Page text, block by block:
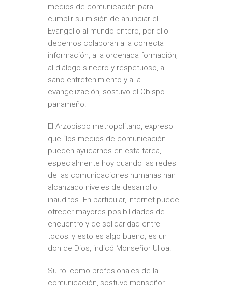
medios de comunicación para
cumplir su misión de anunciar el
Evangelio al mundo entero, por ello
debemos colaboran a la correcta
información, a la ordenada formación,
al diálogo sincero y respetuoso, al
sano entretenimiento y a la
evangelización, sostuvo el Obispo
panameño.
El Arzobispo metropolitano, expreso
que “los medios de comunicación
pueden ayudarnos en esta tarea,
especialmente hoy cuando las redes
de las comunicaciones humanas han
alcanzado niveles de desarrollo
inauditos. En particular, Internet puede
ofrecer mayores posibilidades de
encuentro y de solidaridad entre
todos; y esto es algo bueno, es un
don de Dios, indicó Monseñor Ulloa.
Su rol como profesionales de la
comunicación, sostuvo monseñor